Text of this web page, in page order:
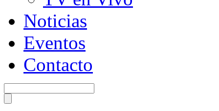
Noticias
Eventos
Contacto